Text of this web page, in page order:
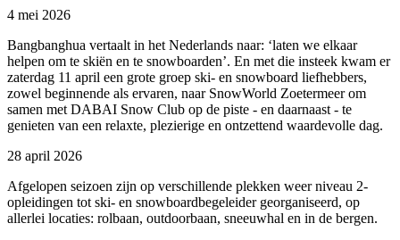
4 mei 2026
Bangbanghua vertaalt in het Nederlands naar: ‘laten we elkaar
helpen om te skiën en te snowboarden’. En met die insteek kwam er
zaterdag 11 april een grote groep ski- en snowboard liefhebbers,
zowel beginnende als ervaren, naar SnowWorld Zoetermeer om
samen met DABAI Snow Club op de piste - en daarnaast - te
genieten van een relaxte, plezierige en ontzettend waardevolle dag.
28 april 2026
Afgelopen seizoen zijn op verschillende plekken weer niveau 2-
opleidingen tot ski- en snowboardbegeleider georganiseerd, op
allerlei locaties: rolbaan, outdoorbaan, sneeuwhal en in de bergen.